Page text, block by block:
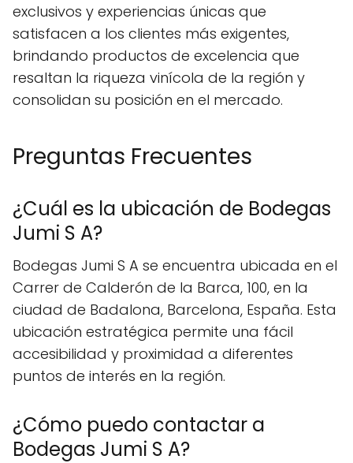
exclusivos y experiencias únicas que
satisfacen a los clientes más exigentes,
brindando productos de excelencia que
resaltan la riqueza vinícola de la región y
consolidan su posición en el mercado.
Preguntas Frecuentes
¿Cuál es la ubicación de Bodegas
Jumi S A?
Bodegas Jumi S A se encuentra ubicada en el
Carrer de Calderón de la Barca, 100, en la
ciudad de Badalona, Barcelona, España. Esta
ubicación estratégica permite una fácil
accesibilidad y proximidad a diferentes
puntos de interés en la región.
¿Cómo puedo contactar a
Bodegas Jumi S A?